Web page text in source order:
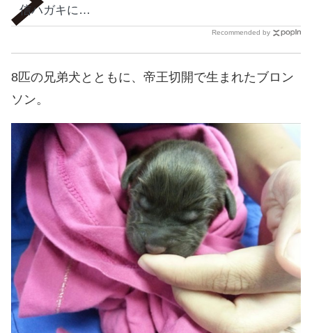
信ハガキに…
Recommended by
8匹の兄弟犬とともに、帝王切開で生まれたブロン
ソン。